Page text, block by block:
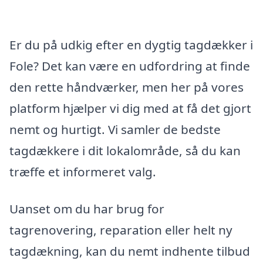
Er du på udkig efter en dygtig tagdækker i
Fole? Det kan være en udfordring at finde
den rette håndværker, men her på vores
platform hjælper vi dig med at få det gjort
nemt og hurtigt. Vi samler de bedste
tagdækkere i dit lokalområde, så du kan
træffe et informeret valg.
Uanset om du har brug for
tagrenovering, reparation eller helt ny
tagdækning, kan du nemt indhente tilbud